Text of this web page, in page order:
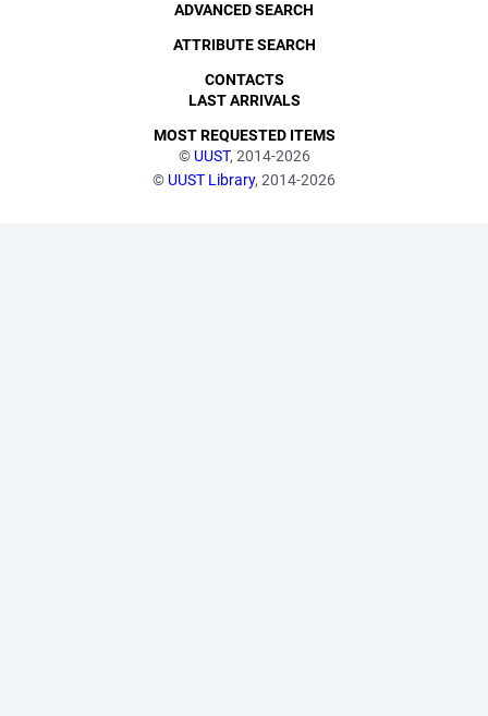
© UUST, 2014-2026
© UUST Library, 2014-2026
ADVANCED SEARCH
ATTRIBUTE SEARCH
CONTACTS
LAST ARRIVALS
MOST REQUESTED ITEMS